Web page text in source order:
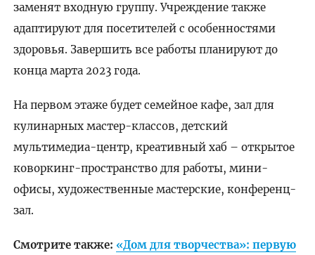
заменят входную группу. Учреждение также
адаптируют для посетителей с особенностями
здоровья. Завершить все работы планируют до
конца марта 2023 года.
На первом этаже будет семейное кафе, зал для
кулинарных мастер-классов, детский
мультимедиа-центр, креативный хаб – открытое
коворкинг-пространство для работы, мини-
офисы, художественные мастерские, конференц-
зал.
Смотрите также: «Дом для творчества»: первую